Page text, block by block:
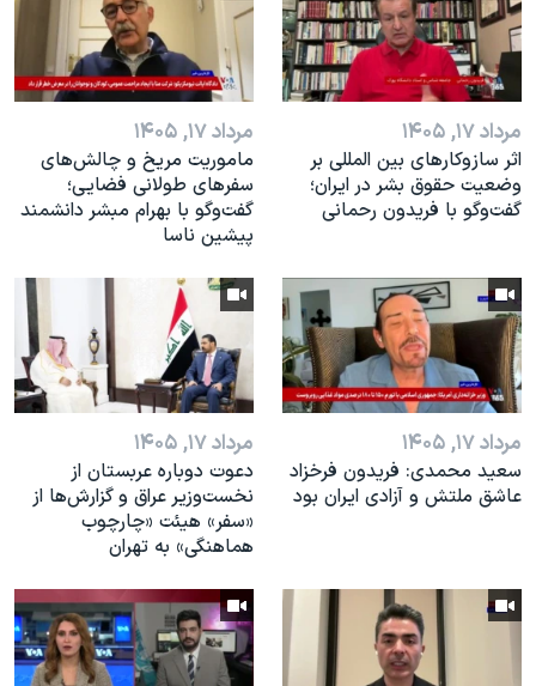
نرگس محمدی برنده جایزه نوبل صلح
همایش محافظه‌کاران آمریکا «سی‌پک»
صفحه‌های ویژه
سفر پرزیدنت ترامپ به چین
مرداد ۱۷, ۱۴۰۵
اثر ساز‌و‌کارهای بین المللی بر
وضعیت حقوق بشر در ایران؛
گفت‌وگو با فریدون رحمانی
مرداد ۱۷, ۱۴۰۵
ماموریت مریخ و چالش‌های
سفرهای طولانی فضایی؛
گفت‌وگو با بهرام مبشر دانشمند
پیشین ناسا
مرداد ۱۷, ۱۴۰۵
سعید محمدی: فریدون فرخزاد
عاشق ملتش و آزادی ایران بود
مرداد ۱۷, ۱۴۰۵
دعوت دوباره عربستان از
نخست‌وزیر عراق و گزارش‌ها از
«سفر» هیئت «چارچوب
هماهنگی» به تهران